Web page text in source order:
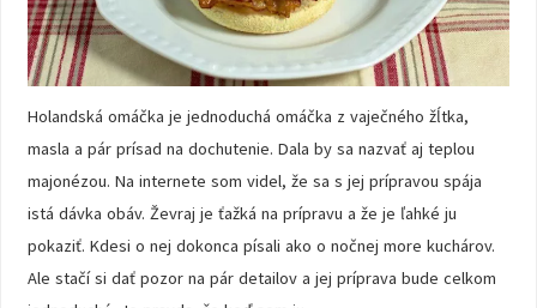
Holandská omáčka je jednoduchá omáčka z vaječného žĺtka,
masla a pár prísad na dochutenie. Dala by sa nazvať aj teplou
majonézou. Na internete som videl, že sa s jej prípravou spája
istá dávka obáv. Ževraj je ťažká na prípravu a že je ľahké ju
pokaziť. Kdesi o nej dokonca písali ako o nočnej more kuchárov.
Ale stačí si dať pozor na pár detailov a jej príprava bude celkom